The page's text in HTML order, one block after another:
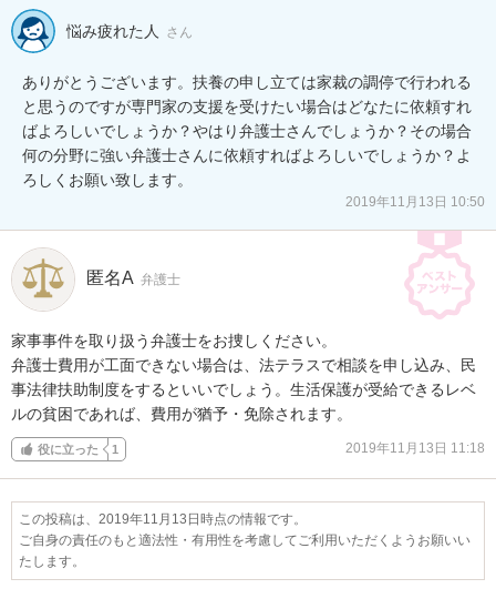
悩み疲れた人 さん
ありがとうございます。扶養の申し立ては家裁の調停で行われる
と思うのですが専門家の支援を受けたい場合はどなたに依頼すれ
ばよろしいでしょうか？やはり弁護士さんでしょうか？その場合
何の分野に強い弁護士さんに依頼すればよろしいでしょうか？よ
ろしくお願い致します。
2019年11月13日 10:50
匿名A 弁護士
家事事件を取り扱う弁護士をお捜しください。
弁護士費用が工面できない場合は、法テラスで相談を申し込み、民
事法律扶助制度をするといいでしょう。生活保護が受給できるレベ
ルの貧困であれば、費用が猶予・免除されます。
役に立った 1 2019年11月13日 11:18
この投稿は、2019年11月13日時点の情報です。
ご自身の責任のもと適法性・有用性を考慮してご利用いただくようお願いい
たします。